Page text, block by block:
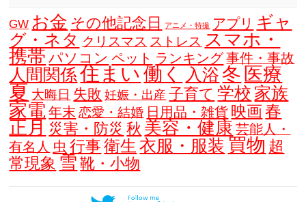
GW お金 その他記念日 アニメ・特撮 アプリ ギャ
グ・ネタ クリスマス ストレス スマホ・
携帯 パソコン ペット ランキング事件・事故
人間関係住まい 働く 入浴 冬 医療
夏 大晦日 失敗 妊娠・出産 子育て 学校 家族
家電 年末 恋愛・結婚 日用品・雑貨 映画 春
正月 災害・防災 秋 美容・健康 芸能人・
有名人 虫 行事 衛生 衣服・服装 買物 超
常現象 雪 靴・小物